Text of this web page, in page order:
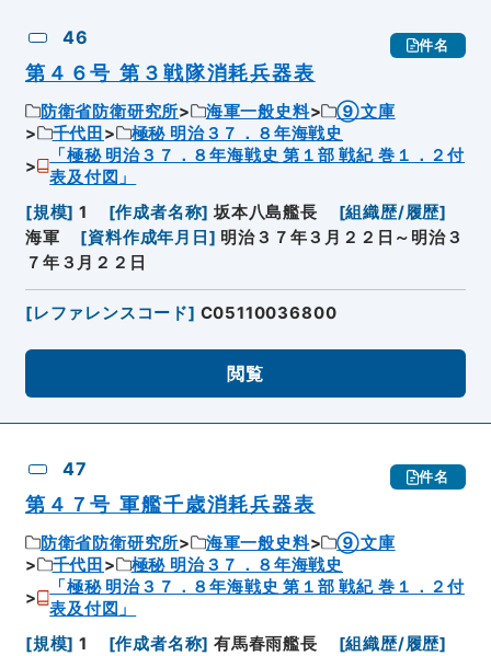
46 件名
第４６号 第３戦隊消耗兵器表
防衛省防衛研究所 海軍一般史料
⑨文庫
千代田
極秘 明治３７．８年海戦史
「極秘 明治３７．８年海戦史 第１部 戦紀 巻１．２付
表及付図」
[規模] 1 [作成者名称] 坂本八島艦長 [組織歴/履歴]
海軍
[資料作成年月日 ] 明治３７年３月２２日～明治３
７年３月２２日
[レファレンスコード] C05110036800
閲覧
47 件名
第４７号 軍艦千歳消耗兵器表
防衛省防衛研究所 海軍一般史料
⑨文庫
千代田
極秘 明治３７．８年海戦史
「極秘 明治３７．８年海戦史 第１部 戦紀 巻１．２付
表及付図」
[規模] 1 [作成者名称] 有馬春雨艦長 [組織歴/履歴]